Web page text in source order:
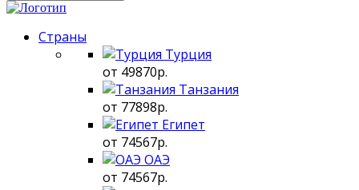
Страны
Турция
от 49870р.
Танзания
от 77898р.
Египет
от 74567р.
ОАЭ
от 74567р.